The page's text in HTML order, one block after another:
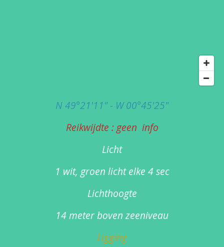
N 49°21'11" - W 00°45'25"
Reikwijdte : geen info
Licht
1 wit, groen licht elke 4 sec
Lichthoogte
14 meter boven zeeniveau
Ligging